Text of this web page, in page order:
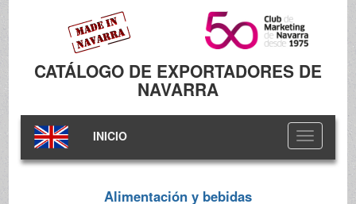
CATÁLOGO DE EXPORTADORES DE
NAVARRA
Toggle
navigation
INICIO
Alimentación y bebidas